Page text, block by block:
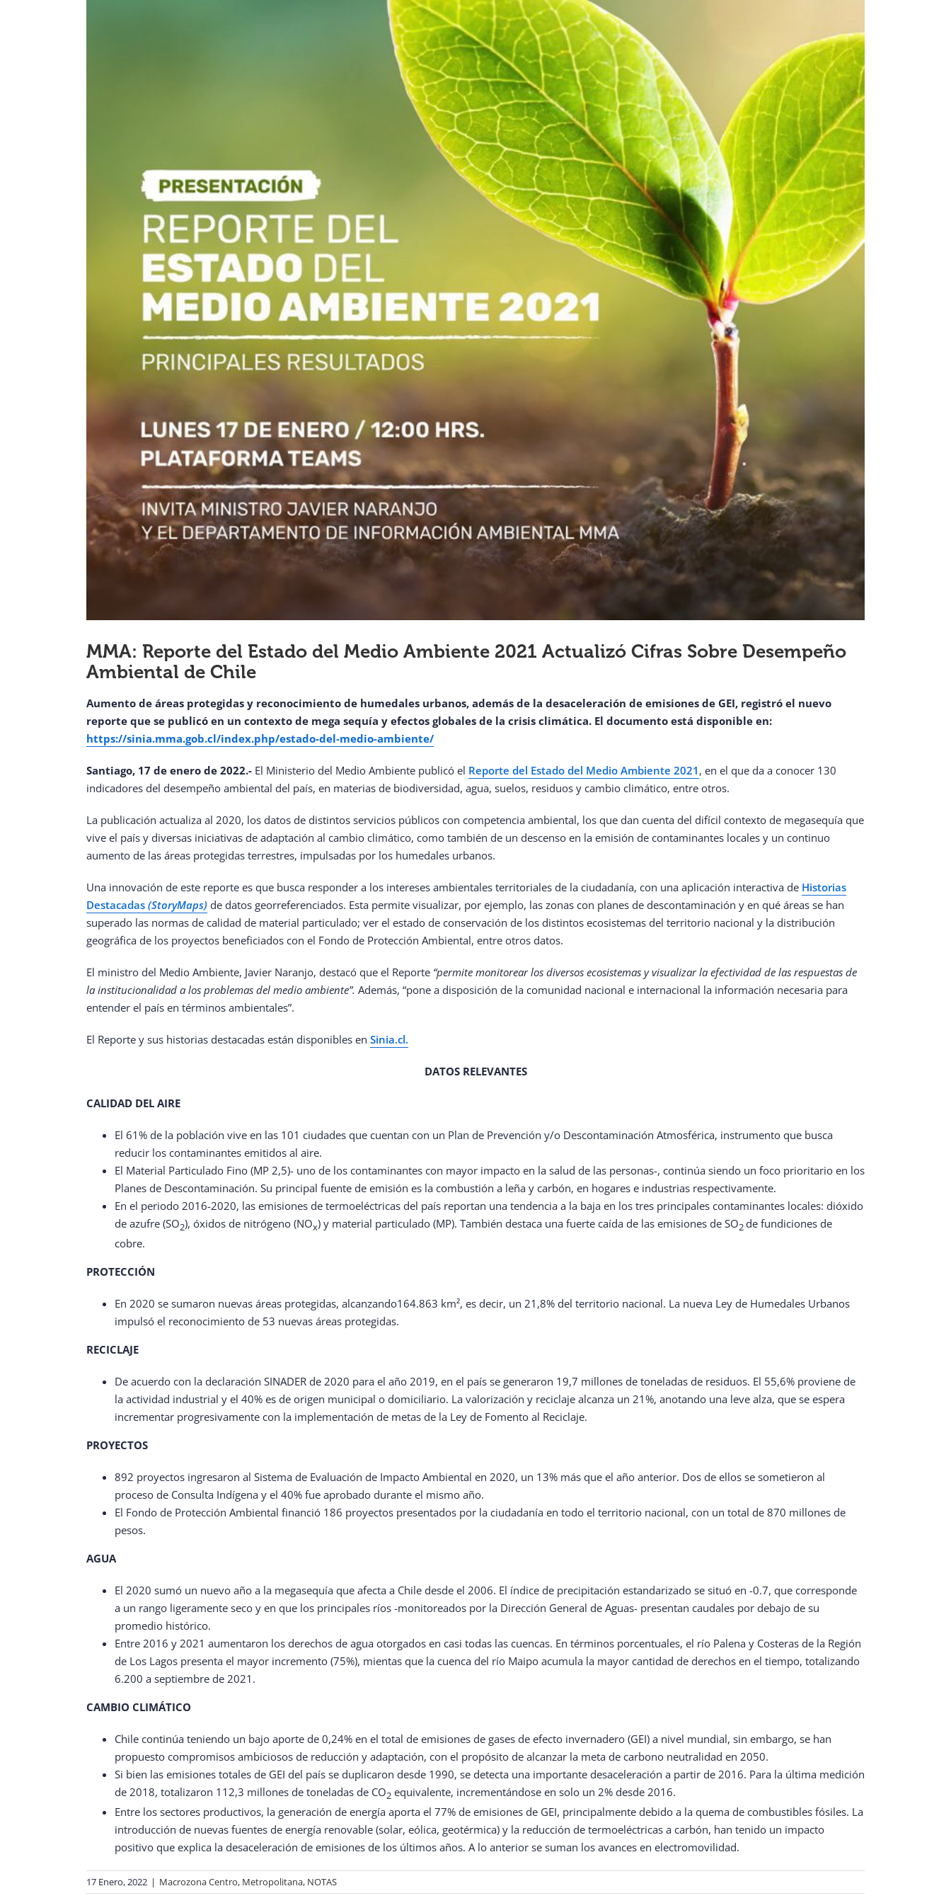
MMA: Reporte del Estado del Medio Ambiente 2021 Actualizó Cifras Sobre Desempeño
Ambiental de Chile
Aumento de áreas protegidas y reconocimiento de humedales urbanos, además de la desaceleración de emisiones de GEI, registró el nuevo
reporte que se publicó en un contexto de mega sequía y efectos globales de la crisis climática. El documento está disponible en:
https://sinia.mma.gob.cl/index.php/estado-del-medio-ambiente/
Santiago, 17 de enero de 2022.- El Ministerio del Medio Ambiente publicó el Reporte del Estado del Medio Ambiente 2021 , en el que da a conocer 130
indicadores del desempeño ambiental del país, en materias de biodiversidad, agua, suelos, residuos y cambio climático, entre otros.
La publicación actualiza al 2020, los datos de distintos servicios públicos con competencia ambiental, los que dan cuenta del difícil contexto de megasequía que
vive el país y diversas iniciativas de adaptación al cambio climático, como también de un descenso en la emisión de contaminantes locales y un continuo
aumento de las áreas protegidas terrestres, impulsadas por los humedales urbanos.
Una innovación de este reporte es que busca responder a los intereses ambientales territoriales de la ciudadanía, con una aplicación interactiva de Historias
Destacadas (StoryMaps) de datos georreferenciados. Esta permite visualizar, por ejemplo, las zonas con planes de descontaminación y en qué áreas se han
superado las normas de calidad de material particulado; ver el estado de conservación de los distintos ecosistemas del territorio nacional y la distribución
geográfica de los proyectos beneficiados con el Fondo de Protección Ambiental, entre otros datos.
El ministro del Medio Ambiente, Javier Naranjo, destacó que el Reporte “permite monitorear los diversos ecosistemas y visualizar la efectividad de las respuestas de
la institucionalidad a los problemas del medio ambiente”. Además, “pone a disposición de la comunidad nacional e internacional la información necesaria para
entender el país en términos ambientales”.
El Reporte y sus historias destacadas están disponibles en Sinia.cl.
DATOS RELEVANTES
CALIDAD DEL AIRE
El 61% de la población vive en las 101 ciudades que cuentan con un Plan de Prevención y/o Descontaminación Atmosférica, instrumento que busca
reducir los contaminantes emitidos al aire.
El Material Particulado Fino (MP 2,5)- uno de los contaminantes con mayor impacto en la salud de las personas-, continúa siendo un foco prioritario en los
Planes de Descontaminación. Su principal fuente de emisión es la combustión a leña y carbón, en hogares e industrias respectivamente.
En el periodo 2016-2020, las emisiones de termoeléctricas del país reportan una tendencia a la baja en los tres principales contaminantes locales: dióxido
de azufre (SO2), óxidos de nitrógeno (NOx) y material particulado (MP). También destaca una fuerte caída de las emisiones de SO2de fundiciones de
cobre.
PROTECCIÓN
En 2020 se sumaron nuevas áreas protegidas, alcanzando164.863 km², es decir, un 21,8% del territorio nacional. La nueva Ley de Humedales Urbanos
impulsó el reconocimiento de 53 nuevas áreas protegidas.
RECICLAJE
De acuerdo con la declaración SINADER de 2020 para el año 2019, en el país se generaron 19,7 millones de toneladas de residuos. El 55,6% proviene de
la actividad industrial y el 40% es de origen municipal o domiciliario. La valorización y reciclaje alcanza un 21%, anotando una leve alza, que se espera
incrementar progresivamente con la implementación de metas de la Ley de Fomento al Reciclaje.
PROYECTOS
892 proyectos ingresaron al Sistema de Evaluación de Impacto Ambiental en 2020, un 13% más que el año anterior. Dos de ellos se sometieron al
proceso de Consulta Indígena y el 40% fue aprobado durante el mismo año.
El Fondo de Protección Ambiental financió 186 proyectos presentados por la ciudadanía en todo el territorio nacional, con un total de 870 millones de
pesos.
AGUA
El 2020 sumó un nuevo año a la megasequía que afecta a Chile desde el 2006. El índice de precipitación estandarizado se situó en -0.7, que corresponde
a un rango ligeramente seco y en que los principales ríos -monitoreados por la Dirección General de Aguas- presentan caudales por debajo de su
promedio histórico.
Entre 2016 y 2021 aumentaron los derechos de agua otorgados en casi todas las cuencas. En términos porcentuales, el río Palena y Costeras de la Región
de Los Lagos presenta el mayor incremento (75%), mientas que la cuenca del río Maipo acumula la mayor cantidad de derechos en el tiempo, totalizando
6.200 a septiembre de 2021.
CAMBIO CLIMÁTICO
Chile continúa teniendo un bajo aporte de 0,24% en el total de emisiones de gases de efecto invernadero (GEI) a nivel mundial, sin embargo, se han
propuesto compromisos ambiciosos de reducción y adaptación, con el propósito de alcanzar la meta de carbono neutralidad en 2050.
Si bien las emisiones totales de GEI del país se duplicaron desde 1990, se detecta una importante desaceleración a partir de 2016. Para la última medición
de 2018, totalizaron 112,3 millones de toneladas de CO2 equivalente, incrementándose en solo un 2% desde 2016.
Entre los sectores productivos, la generación de energía aporta el 77% de emisiones de GEI, principalmente debido a la quema de combustibles fósiles. La
introducción de nuevas fuentes de energía renovable (solar, eólica, geotérmica) y la reducción de termoeléctricas a carbón, han tenido un impacto
positivo que explica la desaceleración de emisiones de los últimos años. A lo anterior se suman los avances en electromovilidad.
17 Enero, 2022 | Macrozona Centro, Metropolitana, NOTAS